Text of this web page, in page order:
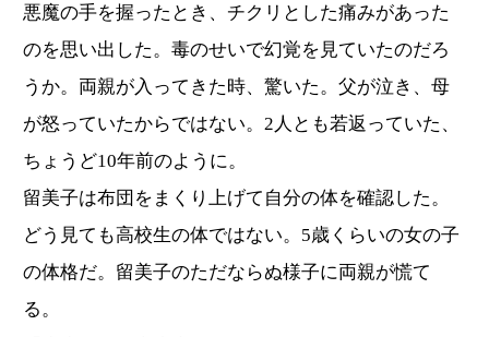
悪魔の手を握ったとき、チクリとした痛みがあった
のを思い出した。毒のせいで幻覚を見ていたのだろ
うか。両親が入ってきた時、驚いた。父が泣き、母
が怒っていたからではない。2人とも若返っていた、
ちょうど10年前のように。
留美子は布団をまくり上げて自分の体を確認した。
どう見ても高校生の体ではない。5歳くらいの女の子
の体格だ。留美子のただならぬ様子に両親が慌て
る。